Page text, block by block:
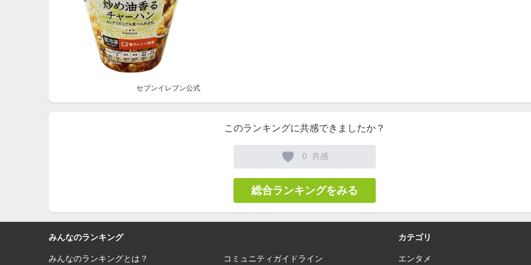
セブンイレブン公式
このランキングに共感できましたか？
0 共感
総合ランキングをみる
みんなのランキング
みんなのランキングとは？ コミュニティガイドライン
カテゴリ
エンタメ